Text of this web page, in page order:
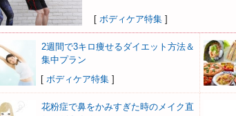
[ ボディケア特集 ]
2週間で3キロ痩せるダイエット方法＆
集中プラン
[ ボディケア特集 ]
花粉症で鼻をかみすぎた時のメイク直